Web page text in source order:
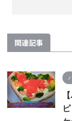
関連記事